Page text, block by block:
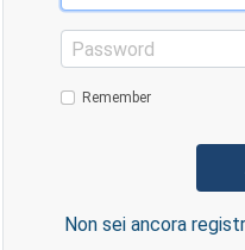
Password
Remember
Non sei ancora